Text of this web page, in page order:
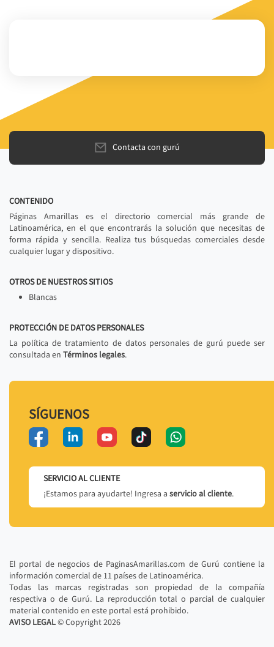
Contacta con gurú
CONTENIDO
Páginas Amarillas es el directorio comercial más grande de
Latinoamérica, en el que encontrarás la solución que necesitas de
forma rápida y sencilla. Realiza tus búsquedas comerciales desde
cualquier lugar y dispositivo.
OTROS DE NUESTROS SITIOS
Blancas
PROTECCIÓN DE DATOS PERSONALES
La política de tratamiento de datos personales de gurú puede ser
consultada en Términos legales.
SÍGUENOS
SERVICIO AL CLIENTE
¡Estamos para ayudarte! Ingresa a servicio al cliente.
El portal de negocios de PaginasAmarillas.com de Gurú contiene la
información comercial de 11 países de Latinoamérica.
Todas las marcas registradas son propiedad de la compañía
respectiva o de Gurú. La reproducción total o parcial de cualquier
material contenido en este portal está prohibido.
AVISO LEGAL© Copyright2026